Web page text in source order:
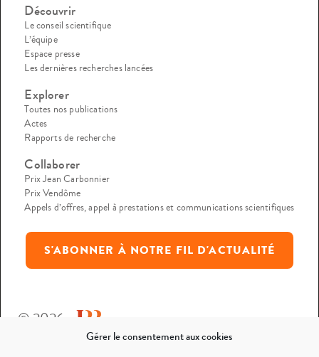
Gérer le consentement aux cookies
Découvrir
Le conseil scientifique
L’équipe
Espace presse
Les dernières recherches lancées
Explorer
Toutes nos publications
Actes
Rapports de recherche
Collaborer
Prix Jean Carbonnier
Prix Vendôme
Appels d’offres, appel à prestations et communications scientifiques
S'ABONNER À NOTRE FIL D'ACTUALITÉ
© 2026